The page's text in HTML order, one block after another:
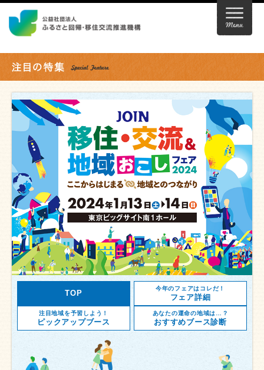
TOP
今年のフェアはコレだ！
フェア詳細
注目地域を予習しよう！
ピックアップブース
あなたの運命の地域は…？
おすすめブース診断